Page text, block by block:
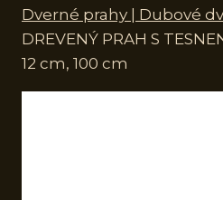
Dverné prahy | Dubové
DREVENÝ PRAH S
12 cm, 100 cm